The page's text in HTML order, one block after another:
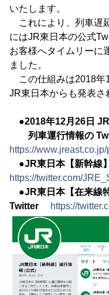
いたします。
これにより、列車遅
にはJR東日本の公式
お客様へタイムリーに
ました。
この仕組みは2018年
JR東日本からも発表さ
●2018年12月26日
列車運行情報の
https://
●JR東日本【新幹線
https://twitter.com/
●JR東日本【在来線
Twitter
https://